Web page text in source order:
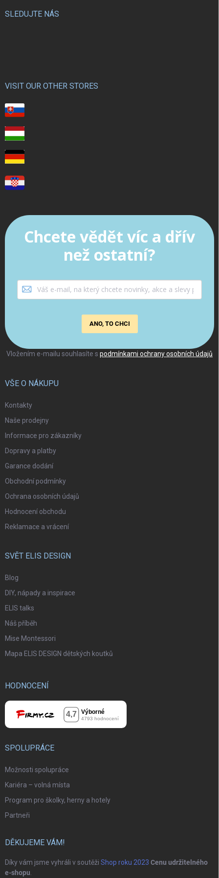
Vložením e-mailu souhlasíte s podmínkami ochrany osobních údajů
Chcete vědět víc a dřív
než ostatní?
ANO, TO CHCI
SLEDUJTE NÁS
VISIT OUR OTHER STORES
VŠE O NÁKUPU
Kontakty
Naše prodejny
Informace pro zákazníky
Dopravy a platby
Garance dodání
Obchodní podmínky
Ochrana osobních údajů
Hodnocení obchodu
Reklamace a vrácení
SVĚT ELIS DESIGN
Blog
DIY, nápady a inspirace
ELIS talks
Náš příběh
Mise Montessori
Mapa ELIS DESIGN dětských koutků
HODNOCENÍ
SPOLUPRÁCE
Možnosti spolupráce
Kariéra – volná místa
Program pro školky, herny a hotely
Partneři
DĚKUJEME VÁM!
Díky vám jsme vyhráli v soutěži Shop roku 2023 Cenu udržitelného
e-shopu